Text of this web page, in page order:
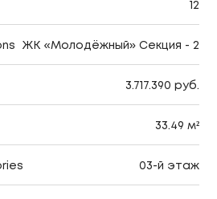
12
ЖК «Молодёжный» Секция - 2
3.717.390 руб.
33.49 м²
03-й этаж